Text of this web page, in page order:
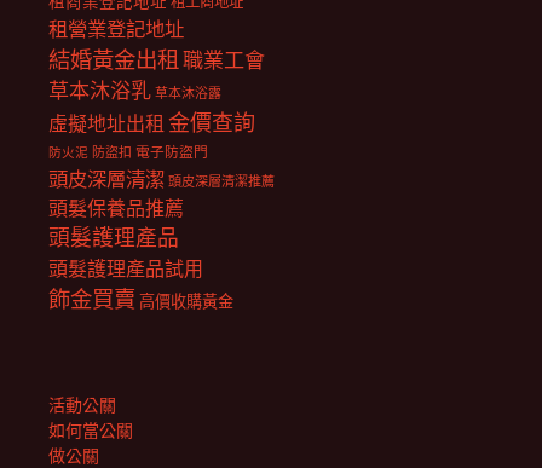
租營業登記地址
結婚黃金出租職業工會
草本沐浴乳 草本沐浴露
虛擬地址出租 金價查詢
防火泥 防盜扣 電子防盜門
頭皮深層清潔 頭皮深層清潔推薦
頭髮保養品推薦
頭髮護理產品
頭髮護理產品試用
飾金買賣 高價收購黃金
活動公關
如何當公關
做公關